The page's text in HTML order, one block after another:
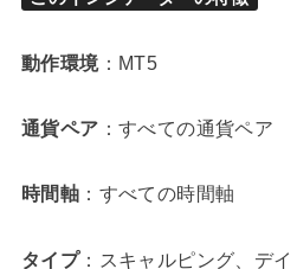
動作環境：MT5
通貨ペア ：すべての通貨ペア
時間軸 ：すべての時間軸
タイプ：スキャルピング、デ